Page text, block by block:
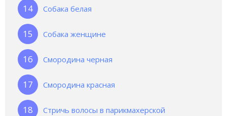
Собака белая
Собака женщине
Смородина черная
Смородина красная
Стричь волосы в парикмахерской